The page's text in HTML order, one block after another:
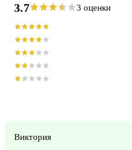
3.7 3 оценки
Виктория